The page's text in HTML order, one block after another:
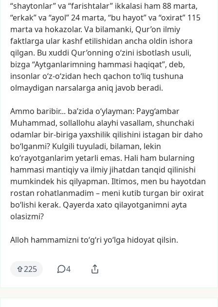
“shaytonlar”va “farishtalar” ikkalasi ham 88 marta,
“erkak”va “ayol”24 marta, “bu hayot”va “oxirat” 115
marta va hokazolar. Va bilamanki, Qur’on ilmiy
faktlarga ular kashf etilishidan ancha oldin ishora
qilgan. Bu xuddi Qur’onning o‘zini isbotlash usuli,
bizga “Aytganlarimning hammasi haqiqat”, deb,
insonlar o‘z-o‘zidan hech qachon to‘liq tushuna
olmaydigan narsalarga aniq javob beradi.
Ammo baribir... ba’zida o‘ylayman: Payg‘ambar
Muhammad, sollallohu alayhi vasallam, shunchaki
odamlar bir-biriga yaxshilik qilishini istagan bir daho
bo‘lganmi? Kulgili tuyuladi, bilaman, lekin
ko‘rayotganlarim yetarli emas. Hali ham bularning
hammasi mantiqiyva ilmiy jihatdan tanqid qilinishi
mumkindek his qilyapman. Iltimos, men bu hayotdan
rostan rohatlanmadim – meni kutib turgan bir oxirat
bo‘lishi kerak. Qayerda xato qilayotganimni ayta
olasizmi?
Alloh hammamizni to‘g‘ri yo‘lga hidoyat qilsin.
225 4